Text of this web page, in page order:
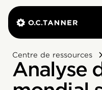
Centre de ressources
Analyse